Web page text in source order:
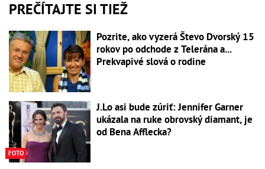
PREČÍTAJTE SI TIEŽ
Pozrite, ako vyzerá Števo Dvorský 15
rokov po odchode z Telerána a...
Prekvapivé slová o rodine
FOTO
J.Lo asi bude zúriť: Jennifer Garner
ukázala na ruke obrovský diamant, je
od Bena Afflecka?